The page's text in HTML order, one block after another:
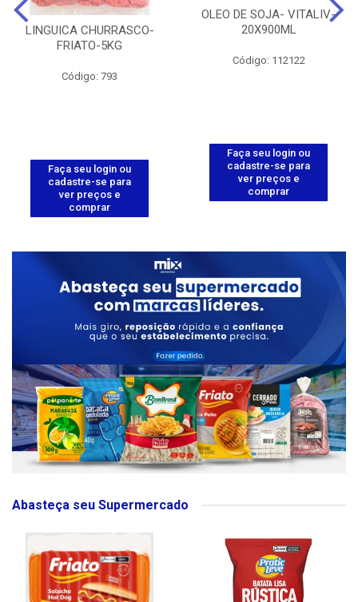
LINGUICA CHURRASCO-
FRIATO-5KG
Código: 793
Faça seu login ou
cadastre-se para
ver preços e
comprar
OLEO DE SOJA- VITALIV-
20X900ML
Código: 112122
Faça seu login ou
cadastre-se para
ver preços e
comprar
Abasteça seu Supermercado